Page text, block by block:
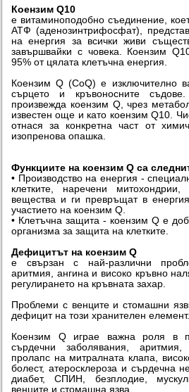
Коензим Q10
е витаминоподобно съединение,
АТФ (аденозинтрифосфат),
на енергия за всички живи
завършвайки с човека. Коензим
95% от цялата клетъчна енергия.
Коензим Q (CoQ) е изключително
сърцето и кръвоносните
произвежда коензим Q, чрез
известен още и като коензим Q10.
отнася за конкретна част от
изопренова опашка.
Функциите на коензим Q са
• Производство на енергия -
клетките, наречени
вещества и ги превръщат в
участието на коензим Q.
• Клетъчна защита - коензим Q е
организма за защита на клетките.
Дефицитът на коензим Q
е свързан с най-различни
аритмия, ангина и високо кръвно
регулирането на кръвната захар.
Проблеми с венците и стомашни
дефицит на този хранителен елемент.
Коензим Q играе важна роля в
сърдечни заболявания,
пролапс на митралната клапа,
болест, атеросклероза и сърдечна
диабет, СПИН, безплодие,
венците и стомашна язва.